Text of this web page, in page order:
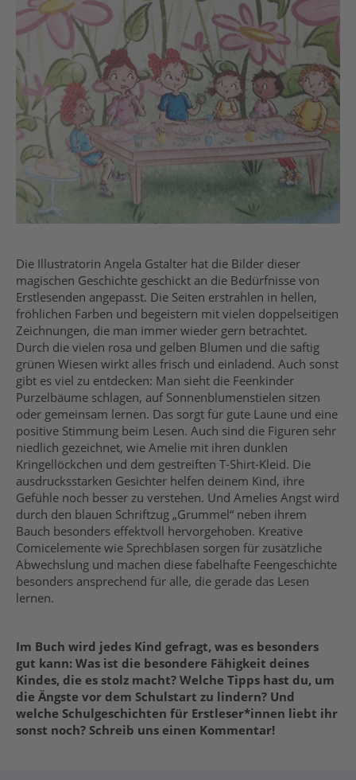
Die Illustratorin Angela Gstalter hat die Bilder dieser
magischen Geschichte geschickt an die Bedürfnisse von
Erstlesenden angepasst. Die Seiten erstrahlen in hellen,
fröhlichen Farben und begeistern mit vielen doppelseitigen
Zeichnungen, die man immer wieder gern betrachtet.
Durch die vielen rosa und gelben Blumen und die saftig
grünen Wiesen wirkt alles frisch und einladend. Auch sonst
gibt es viel zu entdecken: Man sieht die Feenkinder
Purzelbäume schlagen, auf Sonnenblumenstielen sitzen
oder gemeinsam lernen. Das sorgt für gute Laune und eine
positive Stimmung beim Lesen. Auch sind die Figuren sehr
niedlich gezeichnet, wie Amelie mit ihren dunklen
Kringellöckchen und dem gestreiften T-Shirt-Kleid. Die
ausdrucksstarken Gesichter helfen deinem Kind, ihre
Gefühle noch besser zu verstehen. Und Amelies Angst wird
durch den blauen Schriftzug „Grummel“ neben ihrem
Bauch besonders effektvoll hervorgehoben. Kreative
Comicelemente wie Sprechblasen sorgen für zusätzliche
Abwechslung und machen diese fabelhafte Feengeschichte
besonders ansprechend für alle, die gerade das Lesen
lernen.
Im Buch wird jedes Kind gefragt, was es besonders
gut kann: Was ist die besondere Fähigkeit deines
Kindes, die es stolz macht? Welche Tipps hast du, um
die Ängste vor dem Schulstart zu lindern? Und
welche Schulgeschichten für Erstleser*innen liebt ihr
sonst noch? Schreib uns einen Kommentar!